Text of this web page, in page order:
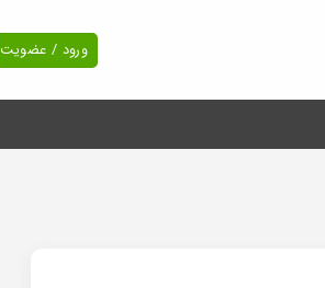
ورود / عضویت